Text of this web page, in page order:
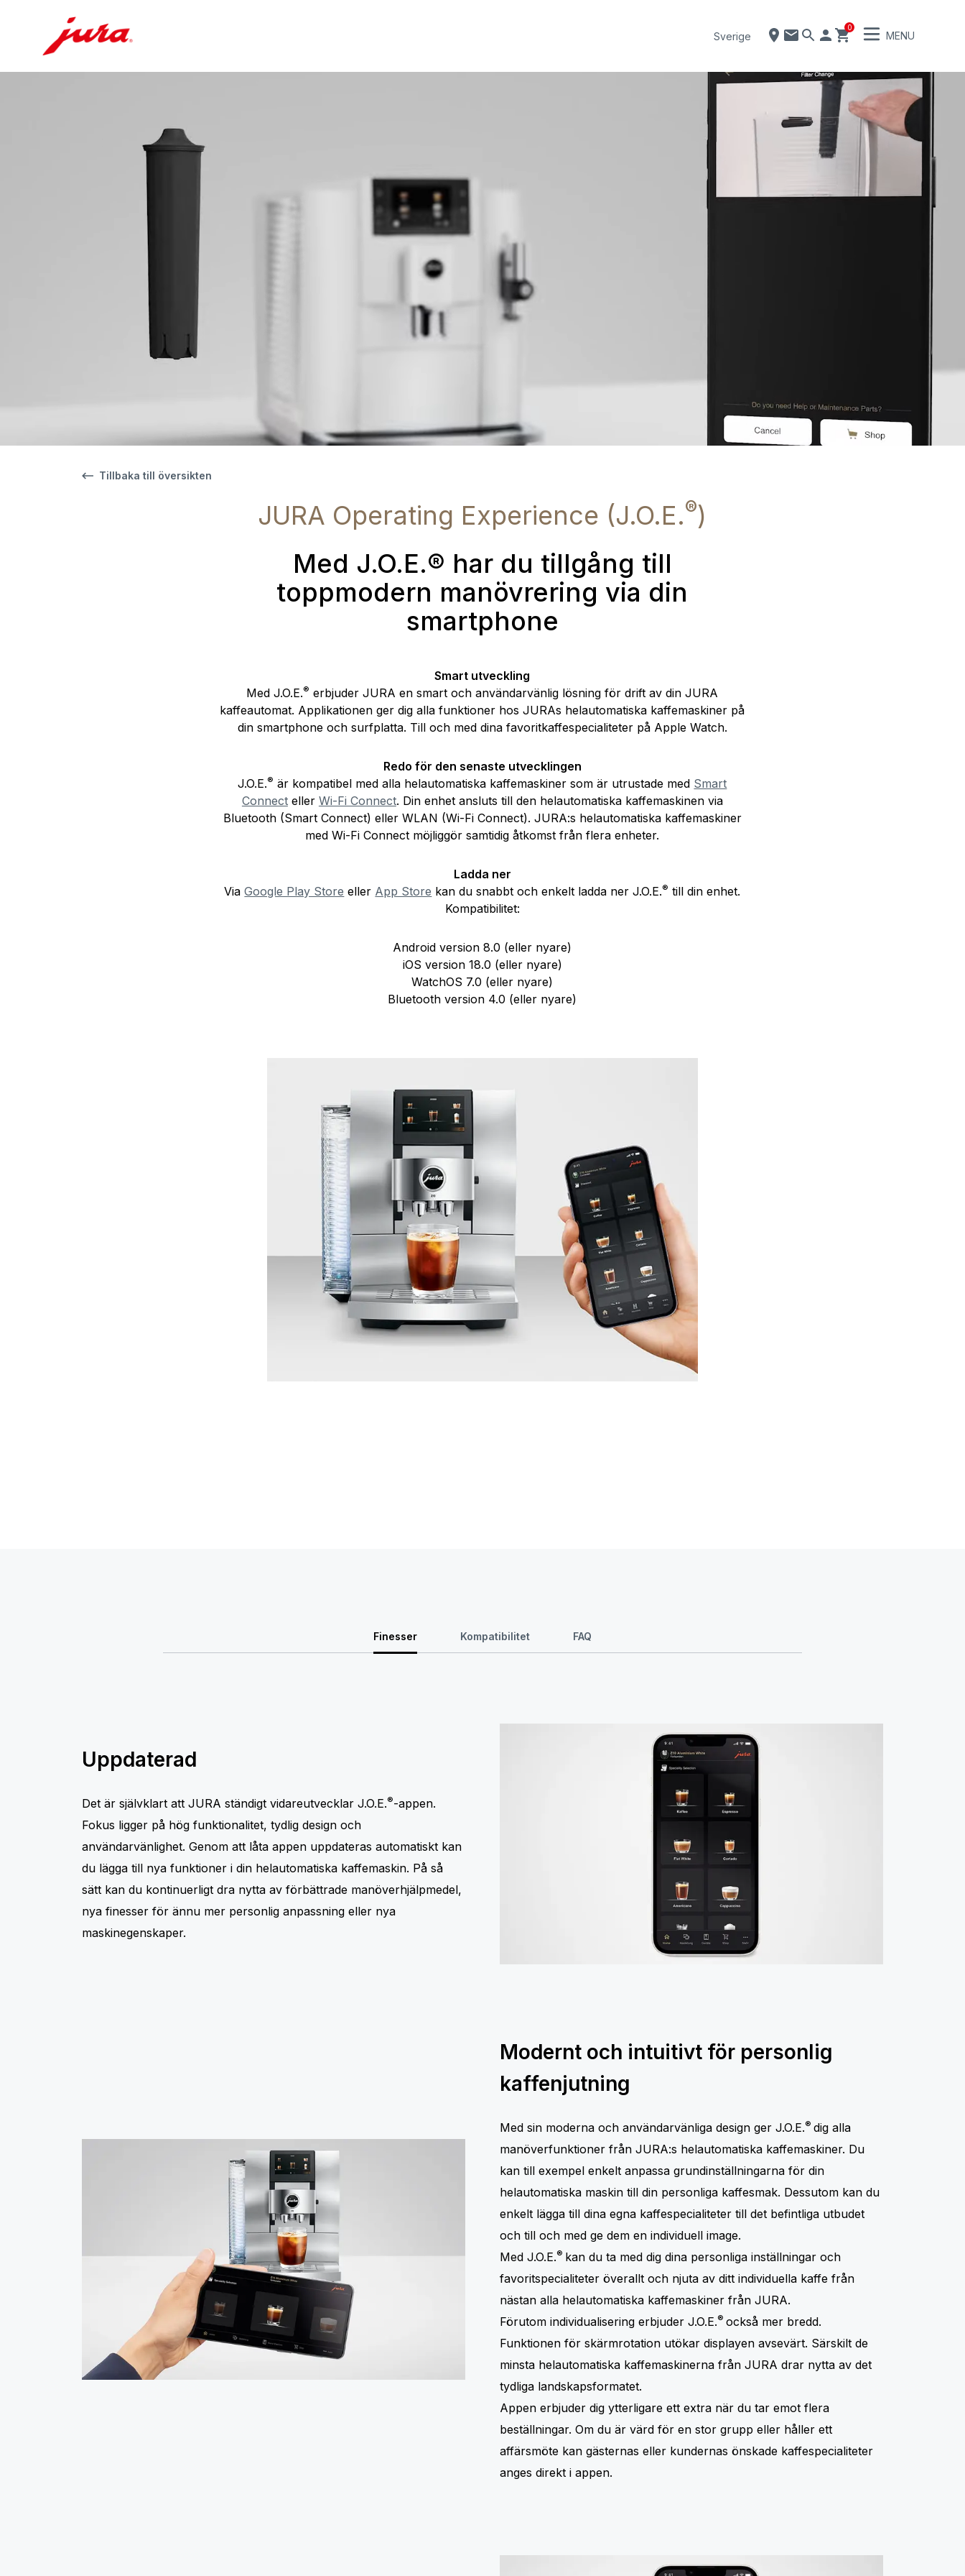
Sverige
0
MENU
Tillbaka till översikten
JURA Operating Experience (J.O.E.®)
Med J.O.E.® har du tillgång till
toppmodern manövrering via din
smartphone
Smart utveckling
Med J.O.E.® erbjuder JURA en smart och användarvänlig lösning för drift av din JURA
kaffeautomat. Applikationen ger dig alla funktioner hos JURAs helautomatiska kaffemaskiner på
din smartphone och surfplatta. Till och med dina favoritkaffespecialiteter på Apple Watch.
Redo för den senaste utvecklingen
J.O.E.® är kompatibel med alla helautomatiska kaffemaskiner som är utrustade med Smart
Connecteller Wi-Fi Connect. Din enhet ansluts till den helautomatiska kaffemaskinen via
Bluetooth (Smart Connect) eller WLAN (Wi-Fi Connect). JURA:s helautomatiska kaffemaskiner
med Wi-Fi Connect möjliggör samtidig åtkomst från flera enheter.
Ladda ner
ViaGoogle Play Store eller App Store kan du snabbt och enkelt ladda ner J.O.E.® till din enhet.
Kompatibilitet:
Android version 8.0 (eller nyare)
iOS version 18.0 (eller nyare)
WatchOS 7.0 (eller nyare)
Bluetooth version 4.0 (eller nyare)
Finesser Kompatibilitet FAQ
Uppdaterad
Det är självklart att JURA ständigt vidareutvecklar J.O.E.®-appen.
Fokus ligger på hög funktionalitet, tydlig design och
användarvänlighet. Genom att låta appen uppdateras automatiskt kan
du lägga till nya funktioner i din helautomatiska kaffemaskin. På så
sätt kan du kontinuerligt dra nytta av förbättrade manöverhjälpmedel,
nya finesser för ännu mer personlig anpassning eller nya
maskinegenskaper.
Modernt och intuitivt för personlig
kaffenjutning
Med sin moderna och användarvänliga design ger J.O.E.® dig alla
manöverfunktioner från JURA:s helautomatiska kaffemaskiner. Du
kan till exempel enkelt anpassa grundinställningarna för din
helautomatiska maskin till din personliga kaffesmak. Dessutom kan du
enkelt lägga till dina egna kaffespecialiteter till det befintliga utbudet
och till och med ge dem en individuell image.
Med J.O.E.® kan du ta med dig dina personliga inställningar och
favoritspecialiteter överallt och njuta av ditt individuella kaffe från
nästan alla helautomatiska kaffemaskiner från JURA.
Förutom individualisering erbjuder J.O.E.® också mer bredd.
Funktionen för skärmrotation utökar displayen avsevärt. Särskilt de
minsta helautomatiska kaffemaskinerna från JURA drar nytta av det
tydliga landskapsformatet.
Appen erbjuder dig ytterligare ett extra när du tar emot flera
beställningar. Om du är värd för en stor grupp eller håller ett
affärsmöte kan gästernas eller kundernas önskade kaffespecialiteter
anges direkt i appen.